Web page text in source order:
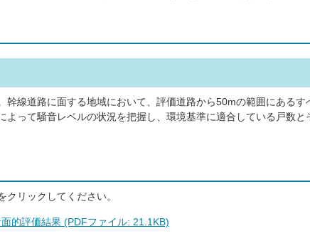
幹線道路に面する地域において、評価道路から50mの範囲にあるす
よって騒音レベルの状況を把握し、環境基準に適合している戸数と
リックしてください。
的評価結果 (PDFファイル: 21.1KB)